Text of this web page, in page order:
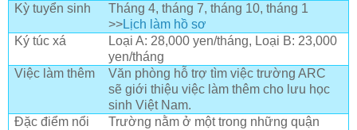
Kỳ tuyển sinh
Tháng 4, tháng 7, tháng 10, tháng 1
>>Lịch làm hồ sơ
Ký túc xá
Loại A: 28,000 yen/tháng, Loại B: 23,000
yen/tháng
Việc làm thêm
Văn phòng hỗ trợ tìm việc trường ARC
sẽ giới thiệu việc làm thêm cho lưu học
sinh Việt Nam.
Đặc điểm nổi
Trường nằm ở một trong những quận